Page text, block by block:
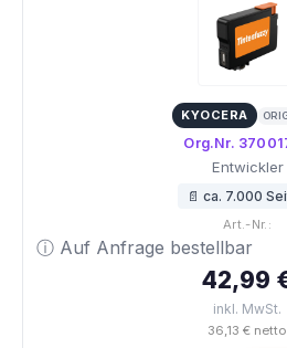
KYOCERA
Org.Nr.
Entwickler
📄 ca. 7.000
Art.-Nr.:
ⓘ Auf Anfrage bestellbar
42,99
inkl. MwSt.
36,13 € netto